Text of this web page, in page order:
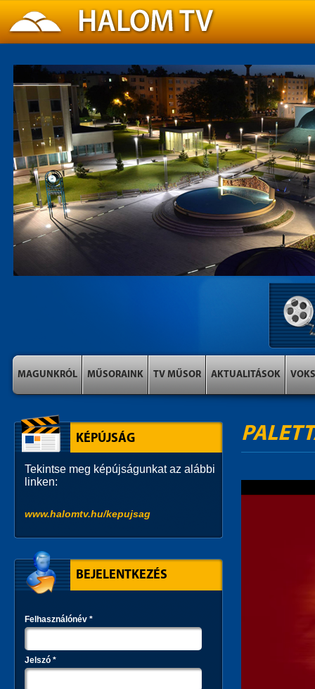
MAGUNKRÓL MŰSORAINK TV MŰSOR AKTUALITÁSOK VOKS
KÉPÚJSÁG
Tekintse meg képújságunkat az alábbi
linken:
www.halomtv.hu/kepujsag
BEJELENTKEZÉS
Felhasználónév *
Jelszó *